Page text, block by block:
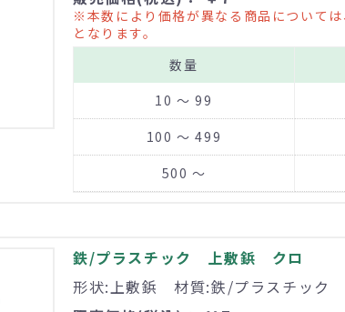
※本数により価格が異なる商品について
となります。
数量
10 ～ 99
100 ～ 499
500 ～
鉄/プラスチック 上敷鋲 クロ
形状:上敷鋲 材質:鉄/プラスチック